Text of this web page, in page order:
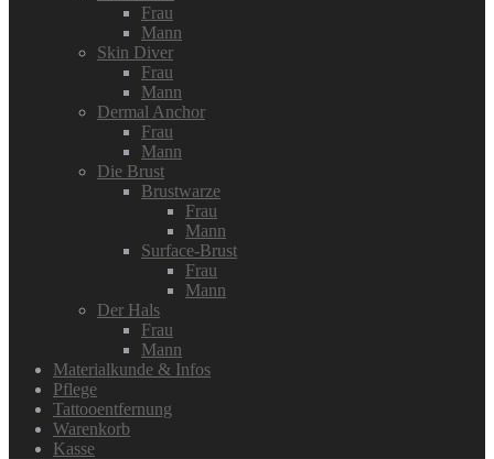
Frau
Mann
Skin Diver
Frau
Mann
Dermal Anchor
Frau
Mann
Die Brust
Brustwarze
Frau
Mann
Surface-Brust
Frau
Mann
Der Hals
Frau
Mann
Materialkunde & Infos
Pflege
Tattooentfernung
Warenkorb
Kasse